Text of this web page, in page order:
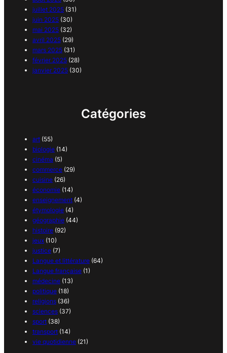
juillet 2025 (31)
juin 2025 (30)
mai 2025 (32)
avril 2025 (29)
mars 2025 (31)
février 2025 (28)
janvier 2025 (30)
Catégories
art (55)
biologie (14)
cinéma (5)
commerce (29)
cuisine (26)
économie (14)
enseignement (4)
étymologie (4)
géographie (44)
histoire (92)
jeux (10)
justice (7)
Langue et littérature (64)
Langue française (1)
médecine (13)
politique (18)
religions (36)
sciences (37)
sport (38)
transport (14)
vie quotidienne (21)